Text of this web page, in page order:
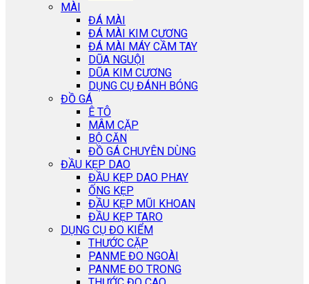
MÀI
ĐÁ MÀI
ĐÁ MÀI KIM CƯƠNG
ĐÁ MÀI MÁY CẦM TAY
DŨA NGUỘI
DŨA KIM CƯƠNG
DỤNG CỤ ĐÁNH BÓNG
ĐỒ GÁ
Ê TÔ
MÂM CẶP
BỘ CĂN
ĐỒ GÁ CHUYÊN DÙNG
ĐẦU KẸP DAO
ĐẦU KẸP DAO PHAY
ỐNG KẸP
ĐẦU KẸP MŨI KHOAN
ĐẦU KẸP TARO
DỤNG CỤ ĐO KIỂM
THƯỚC CẶP
PANME ĐO NGOÀI
PANME ĐO TRONG